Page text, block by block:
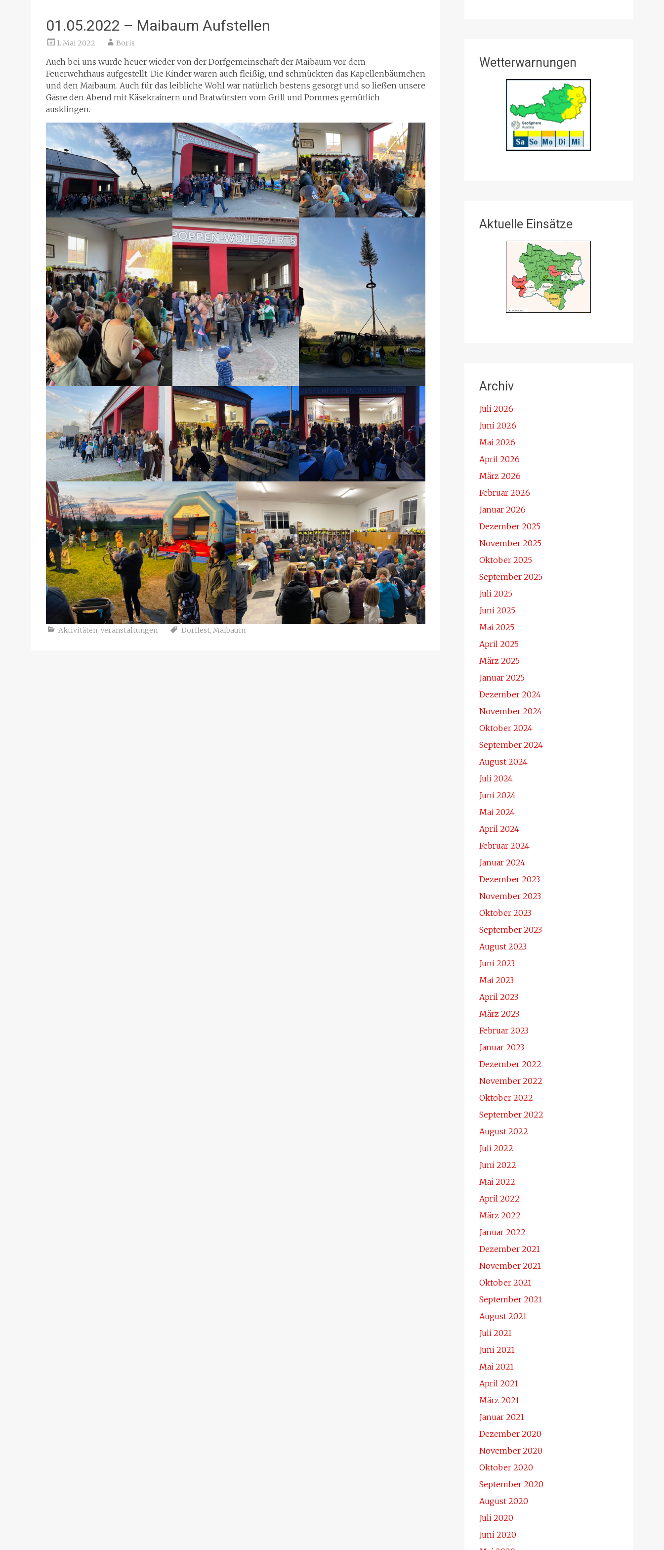
01.05.2022 – Maibaum Aufstellen
1. Mai 2022 Boris
Auch bei uns wurde heuer wieder von der Dorfgemeinschaft der Maibaum vor dem
Feuerwehrhaus aufgestellt. Die Kinder waren auch fleißig, und schmückten das Kapellenbäumchen
und den Maibaum. Auch für das leibliche Wohl war natürlich bestens gesorgt und so ließen unsere
Gäste den Abend mit Käsekrainern und Bratwürsten vom Grill und Pommes gemütlich
ausklingen.
Aktivitäten, Veranstaltungen Dorffest, Maibaum
Wetterwarnungen
Aktuelle Einsätze
Archiv
Juli 2026
Juni 2026
Mai 2026
April 2026
März 2026
Februar 2026
Januar 2026
Dezember 2025
November 2025
Oktober 2025
September 2025
Juli 2025
Juni 2025
Mai 2025
April 2025
März 2025
Januar 2025
Dezember 2024
November 2024
Oktober 2024
September 2024
August 2024
Juli 2024
Juni 2024
Mai 2024
April 2024
Februar 2024
Januar 2024
Dezember 2023
November 2023
Oktober 2023
September 2023
August 2023
Juni 2023
Mai 2023
April 2023
März 2023
Februar 2023
Januar 2023
Dezember 2022
November 2022
Oktober 2022
September 2022
August 2022
Juli 2022
Juni 2022
Mai 2022
April 2022
März 2022
Januar 2022
Dezember 2021
November 2021
Oktober 2021
September 2021
August 2021
Juli 2021
Juni 2021
Mai 2021
April 2021
März 2021
Januar 2021
Dezember 2020
November 2020
Oktober 2020
September 2020
August 2020
Juli 2020
Juni 2020